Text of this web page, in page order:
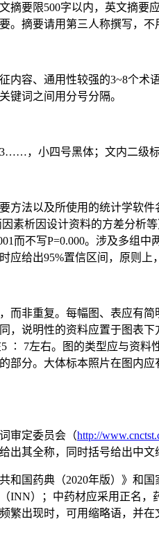
摘要限500字以内，英文摘
。摘要请用第三人称撰写，
内容、通用性较强的3~8个术
键词之间用分号分隔。
，小四号黑体；文内二级
方法以及所使用的统计学软
素析因设计资料的方差分析
而不写P=0.000。涉及多组
应给出95%置信区间，原则上
而非重复。每幅图、表应有
，说明性的资料应置于图表
∶ 7左右。图的类型应与资
部分。大体标本照片在图内
审定委员会（http://
出其全称，同时括号给出中
和国药典（2020年版）》和
INN）；中药材应采用正名
繁出现时，可用缩略语，并